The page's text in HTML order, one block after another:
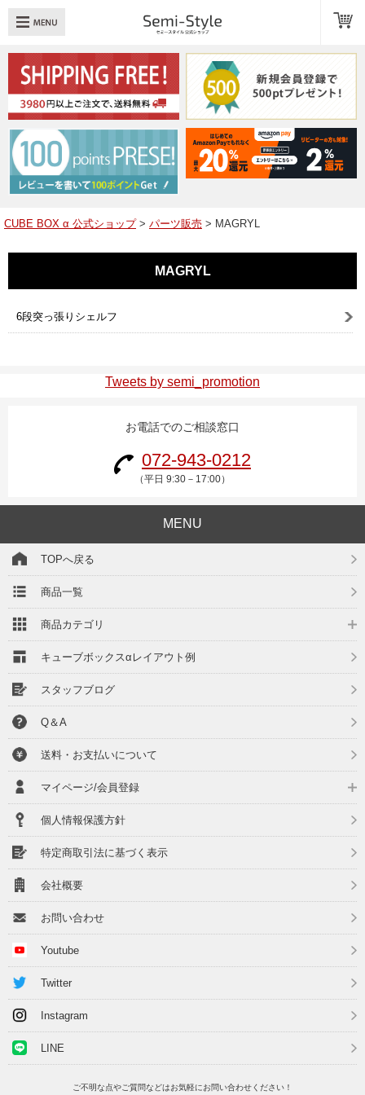
：透明扉 引き出し LED
へ戻る
品一覧
A
問い合わせ
CUBE BOX α 公式ショップ> パーツ販売 > MAGRYL
MAGRYL
6段突っ張りシェルフ
Tweets by semi_promotion
お電話でのご相談窓口
072-943-0212
（平日 9:30－17:00）
MENU
TOPへ戻る
商品一覧
商品カテゴリ
キューブボックスαレイアウト例
スタッフブログ
Q＆A
送料・お支払いについて
マイページ/会員登録
個人情報保護方針
特定商取引法に基づく表示
会社概要
お問い合わせ
Youtube
Twitter
Instagram
LINE
ご不明な点やご質問などはお気軽にお問い合わせください！